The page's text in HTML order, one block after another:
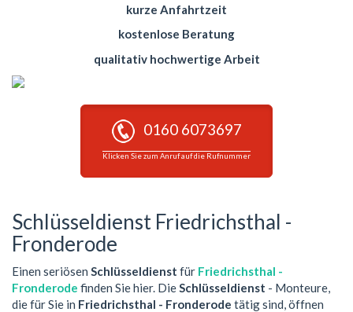
kurze Anfahrtzeit
kostenlose Beratung
qualitativ hochwertige Arbeit
0160 6073697
Klicken Sie zum Anruf auf die Rufnummer
Schlüsseldienst Friedrichsthal -
Fronderode
Einen seriösen Schlüsseldienst für Friedrichsthal -
Fronderode finden Sie hier. DieSchlüsseldienst - Monteure,
die für Sie in Friedrichsthal - Fronderode tätig sind, öffnen